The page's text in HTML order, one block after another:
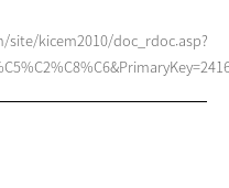
kicem2010/doc_rdoc.asp?